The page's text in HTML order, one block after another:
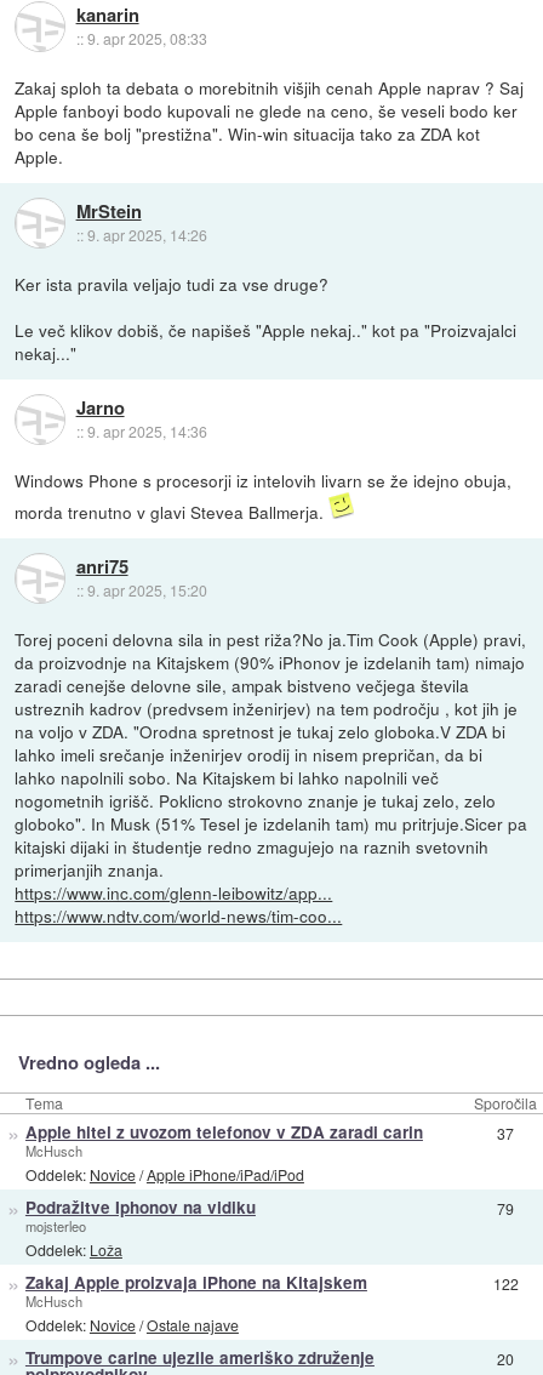
kanarin
::9. apr 2025, 08:33
Zakaj sploh ta debata o morebitnih višjih cenah Apple naprav ? Saj
Apple fanboyi bodo kupovali ne glede na ceno, še veseli bodo ker
bo cena še bolj "prestižna". Win-win situacija tako za ZDA kot
Apple.
MrStein
::9. apr 2025, 14:26
Ker ista pravila veljajo tudi za vse druge?
Le več klikov dobiš, če napišeš "Apple nekaj.." kot pa "Proizvajalci
nekaj..."
Jarno
::9. apr 2025, 14:36
Windows Phone s procesorji iz intelovih livarn se že idejno obuja,
morda trenutno v glavi Stevea Ballmerja.
anri75
::9. apr 2025, 15:20
Torej poceni delovna sila in pest riža?No ja.Tim Cook (Apple) pravi,
da proizvodnje na Kitajskem (90% iPhonov je izdelanih tam) nimajo
zaradi cenejše delovne sile, ampak bistveno večjega števila
ustreznih kadrov (predvsem inženirjev) na tem področju , kot jih je
na voljo v ZDA. "Orodna spretnost je tukaj zelo globoka.V ZDA bi
lahko imeli srečanje inženirjev orodij in nisem prepričan, da bi
lahko napolnili sobo. Na Kitajskem bi lahko napolnili več
nogometnih igrišč. Poklicno strokovno znanje je tukaj zelo, zelo
globoko". In Musk (51% Tesel je izdelanih tam) mu pritrjuje.Sicer pa
kitajski dijaki in študentje redno zmagujejo na raznih svetovnih
primerjanjih znanja.
https://www.inc.com/glenn-leibowitz/app...
https://www.ndtv.com/world-news/tim-coo...
Vredno ogleda ...
Tema Sporočila
» Apple hitel z uvozom telefonov v ZDA zaradi carin
McHusch
Oddelek: Novice/Apple iPhone/iPad/iPod
37
» Podražitve Iphonov na vidiku
mojsterleo
Oddelek: Loža
79
» Zakaj Apple proizvaja iPhone na Kitajskem
McHusch
Oddelek: Novice/Ostale najave
122
» Trumpove carine ujezile ameriško združenje 20